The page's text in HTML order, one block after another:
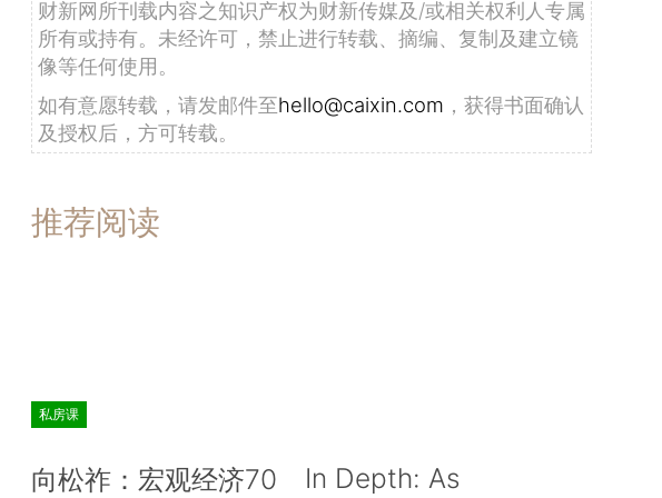
财新网所刊载内容之知识产权为财新传媒及/或相关权利人专属
所有或持有。未经许可，禁止进行转载、摘编、复制及建立镜
像等任何使用。
如有意愿转载，请发邮件至hello@caixin.com ，获得书面确认
及授权后，方可转载。
推荐阅读
私房课
向松祚：宏观经济70
In Depth: As